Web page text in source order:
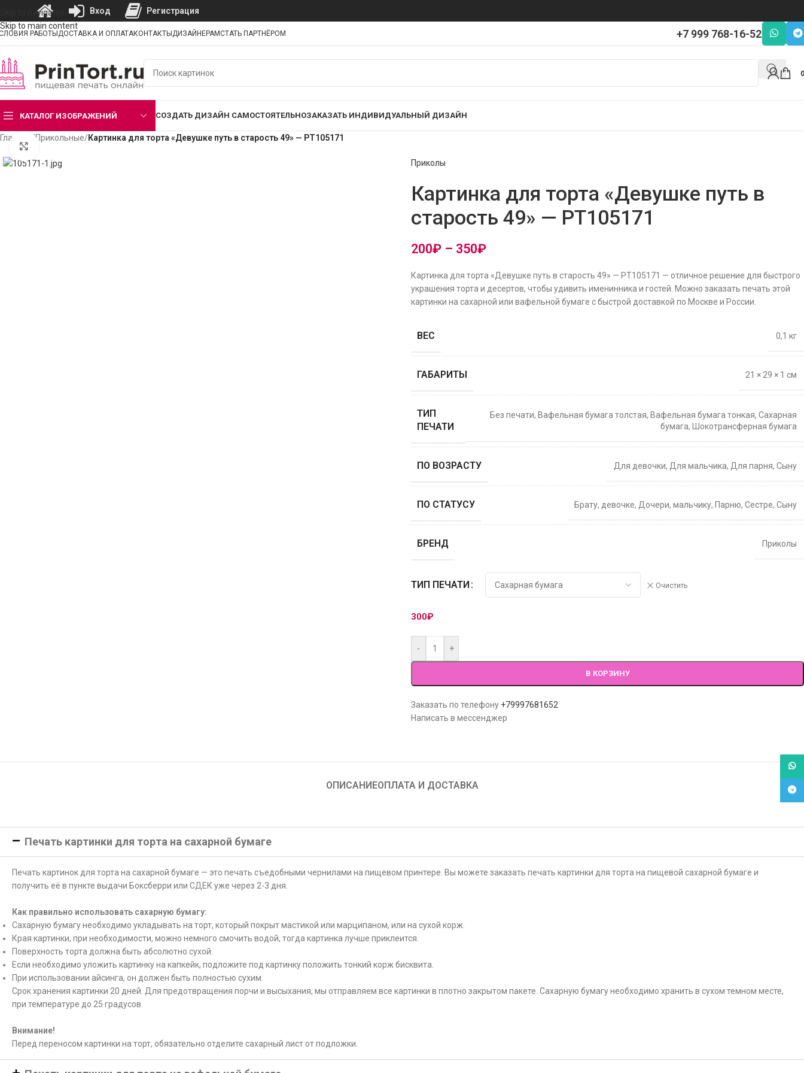
Skip to navigation
Skip to main content
РАБОТЫ ДОСТАВКА И ОПЛАТАКОНТАКТЫ ДИЗАЙНЕРАМСТАТЬ ПАРТНЁРОМ +7 999 768-16-52
0
КАТАЛОГ ИЗОБРАЖЕНИЙ СОЗДАТЬ ДИЗАЙН САМОСТОЯТЕЛЬНОЗАКАЗАТЬ ИНДИВИДУАЛЬНЫЙ ДИЗАЙН
Главная /Прикольные/Картинка для торта «Девушке путь в старость 49» — PT105171
Приколы
Картинка для торта «Девушке путь в
старость 49» — PT105171
200₽ – 350₽
Картинка для торта «Девушке путь в старость 49» — PT105171 — отличное решение для быстрого
украшения торта и десертов, чтобы удивить именинника и гостей. Можно заказать печать этой
картинки на сахарной или вафельной бумаге с быстрой доставкой по Москве и России.
ВЕС 0,1 кг
ГАБАРИТЫ 21 × 29 × 1 см
ТИП
ПЕЧАТИ
Без печати, Вафельная бумага толстая, Вафельная бумага тонкая, Сахарная
бумага, Шокотрансферная бумага
ПО ВОЗРАСТУ Для девочки, Для мальчика, Для парня, Сыну
ПО СТАТУСУ Брату, девочке, Дочери, мальчику, Парню, Сестре, Сыну
БРЕНД Приколы
ТИП ПЕЧАТИ Очистить
300₽
- +
В КОРЗИНУ
Заказать по телефону +79997681652
Написать в мессенджер
ОПИСАНИЕОПЛАТА И ДОСТАВКА
Печать картинки для торта на сахарной бумаге
Печать картинок для торта на сахарной бумаге — это печать съедобными чернилами на пищевом принтере. Вы можете заказать печать картинки для торта на пищевой сахарной бумаге и
получить её в пункте выдачи Боксберри или СДЕК уже через 2-3 дня.
Как правильно использовать сахарную бумагу:
Сахарную бумагу необходимо укладывать на торт, который покрыт мастикой или марципаном, или на сухой корж.
Края картинки, при необходимости, можно немного смочить водой, тогда картинка лучше приклеится.
Поверхность торта должна быть абсолютно сухой.
Если необходимо уложить картинку на капкейк, подложите под картинку положить тонкий корж бисквита.
При использовании айсинга, он должен быть полностью сухим.
Срок хранения картинки 20 дней. Для предотвращения порчи и высыхания, мы отправляем все картинки в плотно закрытом пакете. Сахарную бумагу необходимо хранить в сухом темном месте,
при температуре до 25 градусов.
Внимание!
Перед переносом картинки на торт, обязательно отделите сахарный лист от подложки.
Вход Регистрация